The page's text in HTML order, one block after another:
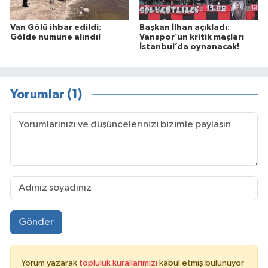
Van Gölü ihbar edildi:
Gölde numune alındı!
Başkan İlhan açıkladı:
Vanspor’un kritik maçları
İstanbul’da oynanacak!
Yorumlar (1)
Gönder
Yorum yazarak topluluk kurallarımızı kabul etmiş bulunuyor